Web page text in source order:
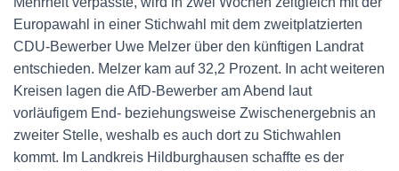
Europawahl in einer Stichwahl mit dem zweitplatzierten
CDU-Bewerber Uwe Melzer über den künftigen Landrat
entschieden. Melzer kam auf 32,2 Prozent. In acht weiteren
Kreisen lagen die AfD-Bewerber am Abend laut
vorläufigem End- beziehungsweise Zwischenergebnis an
zweiter Stelle, weshalb es auch dort zu Stichwahlen
kommt. Im Landkreis Hildburghausen schaffte es der